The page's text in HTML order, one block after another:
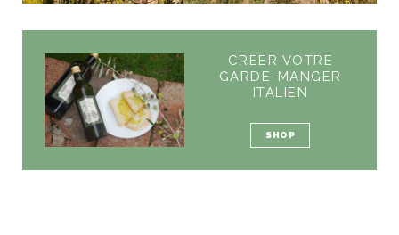
CREER VOTRE
GARDE-MANGER
ITALIEN
SHOP